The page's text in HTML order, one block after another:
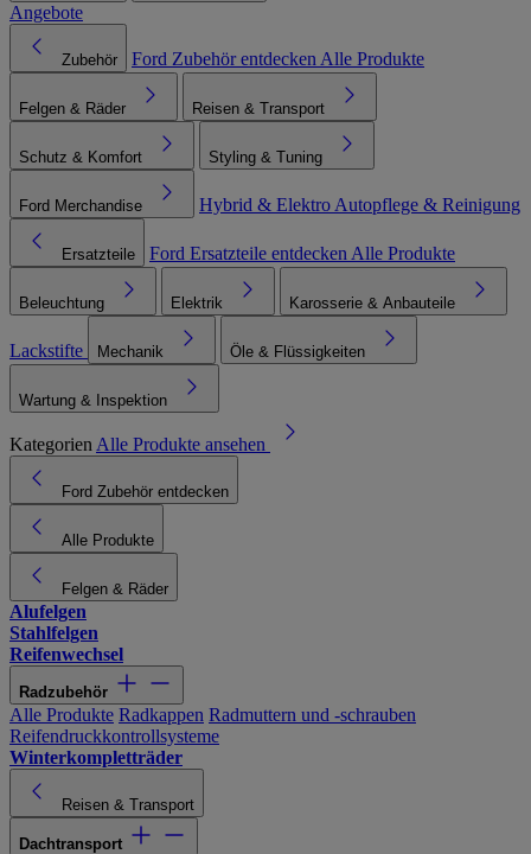
Angebote
Zubehör Ford Zubehör entdecken Alle Produkte
Felgen & Räder Reisen & Transport
Schutz & Komfort Styling & Tuning
Ford Merchandise Hybrid & Elektro Autopflege & Reinigung
Ersatzteile Ford Ersatzteile entdecken Alle Produkte
Beleuchtung Elektrik Karosserie & Anbauteile
Lackstifte Mechanik Öle & Flüssigkeiten
Wartung & Inspektion
Kategorien Alle Produkte ansehen
Ford Zubehör entdecken
Alle Produkte
Felgen & Räder
Alufelgen
Stahlfelgen
Reifenwechsel
Radzubehör
Alle Produkte Radkappen Radmuttern und -schrauben
Reifendruckkontrollsysteme
Winterkompletträder
Reisen & Transport
Dachtransport